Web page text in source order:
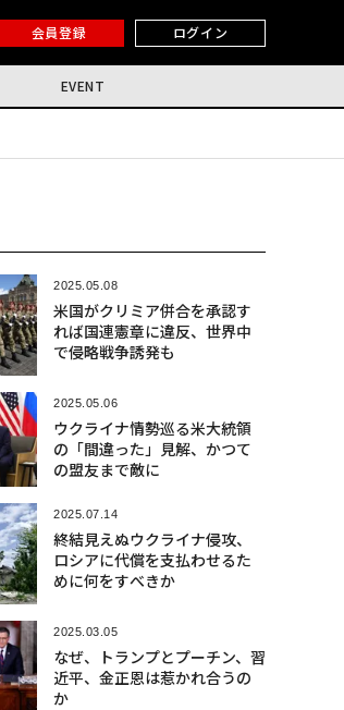
会員登録 ログイン
EVENT
2025.05.08
米国がクリミア併合を承認す
れば国連憲章に違反、世界中
で侵略戦争誘発も
2025.05.06
ウクライナ情勢巡る米大統領
の「間違った」見解、かつて
の盟友まで敵に
2025.07.14
終結見えぬウクライナ侵攻、
ロシアに代償を支払わせるた
めに何をすべきか
2025.03.05
なぜ、トランプとプーチン、習
近平、金正恩は惹かれ合うの
か